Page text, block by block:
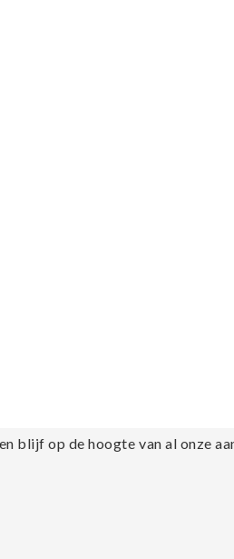
blijf op de hoogte van al onze